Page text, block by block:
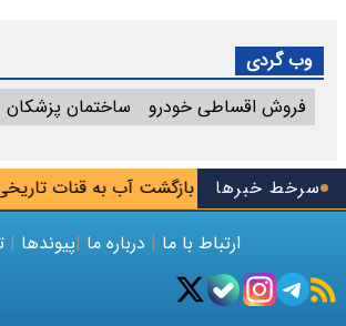
سرخط خبرهابازگشت آب به قنات تاریخی پلمب شد
وب گردی
فروش اقساطی خودرو
ساختمان پزشکان
ارتباط با ما | درباره ما |پیوندها |